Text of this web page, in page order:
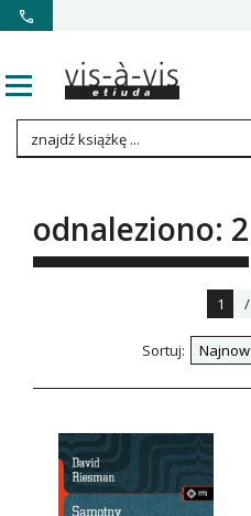
odnaleziono: 2
1 /
Sortuj: